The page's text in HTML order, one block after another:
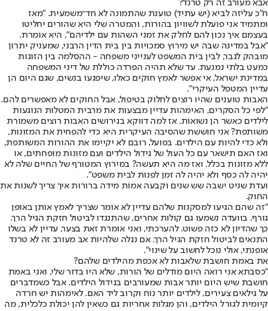
אבא מעורב זה רק טרנד?
ח"כ עליזה לביא (יש עתיד) טוענת שהתמונה לא חד־משמעית. "מאז
ומתמיד אני פועלת לשוויון בהורות, והמטרה שלי היא שהורים יחליטו
בעצמם איך נכון להם לחלק את זמני השהות עם ילדיהם", היא אומרת.
"אבל במדינה שבה יש מירוץ סמכויות בין בית הדין הרבני, שמעניק יתרון
מובהק לגבר, לבין בית המשפט לענייני משפחה - ההסלמה בין הזוגות
כמעט בלתי נמנעת. עד שלא תהיה הפרדה כוללת של דיני המשפחה
במדינת ישראל, אי אפשר לאמץ חוקים כאלו, שיפגעו בנשים, שגם היום הן
עדיין המטפל העיקרי".
האבות טוענים שהיו רוצים לחלוק בטיפול, אבל החוקים לא מאפשרים להם.
"לפי כל הסקרים, האימהות עדיין מבצעות את מרבית המטלות הנוגעות
לילדים כאשר הן נשואות. אז למה דווקא בגירושים האבות רוצים משמורת
משותפת? אני חוששת שהסיבה העיקרית היא כדי להפחית את המזונות,
ולא כדי להיות עם הילדים. בפועל, רובם לא יקיימו את ההורות המשותפת,
ואז האם תישאר עם כל העול של גידול הילדים ועם מזונות מופחתים, או
ללא מזונות בכלל. ואז מה היא תעשה? במירוץ המטורף של החיים שלה לא
יהיה לה כסף ולא יהיה לה זמן לפנות לבית משפט".
ועדת שניט ישבה שש שנים וקבעה אמות מידה ברורות איך צריך לשנות את
החוק.
"זה שהם הגיעו למסקנות שלהם עדיין לא אומר שצריך לאמץ אותן באופן
גורף. בוועדה נשמעו גם קולות אחרים, שהתנגדו לביטול חזקת הגיל הרך.
כך שהדיון לא כזה פשוט. להערכתי, ואני אומרת זאת בצער, עדיין לא בשלו
התנאים לביטול חזקת הגיל הרך. אם נגלה שלהיות אב מעורב זה לא טרנד
אופנתי, אולי נוכל לחשוב על שינוי".
את באמת חושבת שלאבות לא אכפת מהילדים שלהם?
"כסבתא אני רואה היום מודלים של הורות, שלא היו בדור שלי, ואני באמת
חושבת שיש היום יותר אבות שמעורבים בגידול הילדים. אבל כשמדברים
על גילאים צעירים, לילדים יותר נוח וקרוב ליד האם. לאימהות יש חרדה
קיומית לגורל הילדים, והן מגלות אחריות גם כשאין להן יכולת כלכלית, מה